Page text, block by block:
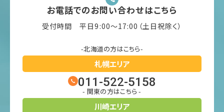
お電話でのお問い合わせはこちら
受付時間 平日9:00〜17:00（土日祝除く）
-北海道の方はこちら-
札幌エリア
011-522-5158
- 関東の方はこちら -
川崎エリア